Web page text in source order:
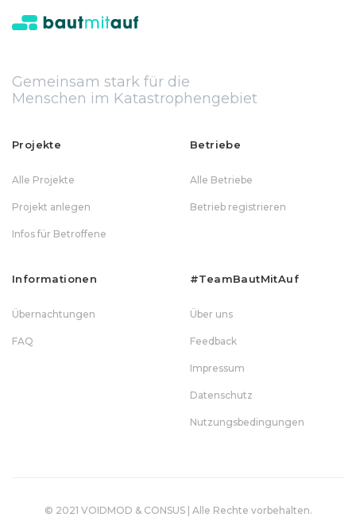
Gemeinsam stark für die
Menschen im Katastrophengebiet
Projekte
Alle Projekte
Projekt anlegen
Infos für Betroffene
Betriebe
Alle Betriebe
Betrieb registrieren
Informationen
Übernachtungen
FAQ
#teamBautMitAuf
Über uns
Feedback
Impressum
Datenschutz
Nutzungsbedingungen
© 2021 VOIDMOD & CONSUS | Alle Rechte vorbehalten.